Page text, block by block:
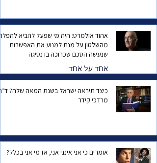
אהוד אולמרט: היה מי שפעל להביא
מהשלטון על מנת למנוע את האפשרות
שנעשה הסכם שכרוכה בו נסיגה
אחד על אחד
כיצד תיראה ישראל בשנת המאה
מרדכי קידר
אומרים כי אני אינני אני, אז מי אני בכלל?